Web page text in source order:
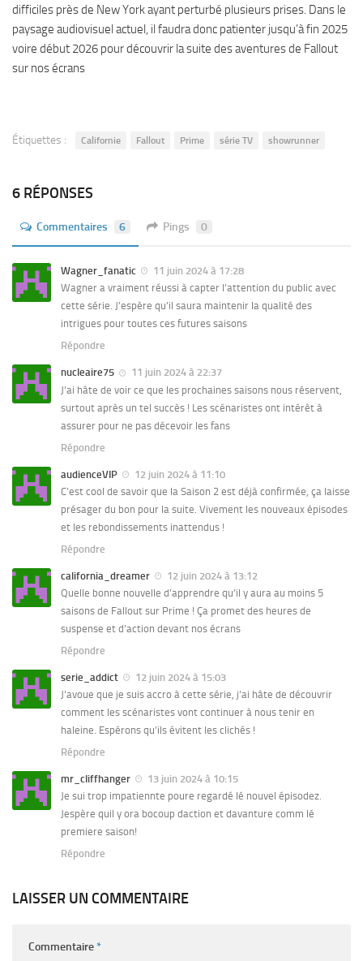
difficiles près de New York ayant perturbé plusieurs prises. Dans le
paysage audiovisuel actuel, il faudra donc patienter jusqu’à fin 2025
voire début 2026 pour découvrir la suite des aventures de Fallout
sur nos écrans
Étiquettes : Californie Fallout Prime série TV showrunner
6 RÉPONSES
Commentaires 6 Pings 0
Wagner_fanatic
11 juin 2024 à 17:28
Wagner a vraiment réussi à capter l’attention du public avec
cette série. J’espère qu’il saura maintenir la qualité des
intrigues pour toutes ces futures saisons
Répondre
nucleaire75
11 juin 2024 à 22:37
J’ai hâte de voir ce que les prochaines saisons nous réservent,
surtout après un tel succès ! Les scénaristes ont intérêt à
assurer pour ne pas décevoir les fans
Répondre
audienceVIP
12 juin 2024 à 11:10
C’est cool de savoir que la Saison 2 est déjà confirmée, ça laisse
présager du bon pour la suite. Vivement les nouveaux épisodes
et les rebondissements inattendus !
Répondre
california_dreamer
12 juin 2024 à 13:12
Quelle bonne nouvelle d’apprendre qu’il y aura au moins 5
saisons de Fallout sur Prime ! Ça promet des heures de
suspense et d’action devant nos écrans
Répondre
serie_addict
12 juin 2024 à 15:03
J’avoue que je suis accro à cette série, j’ai hâte de découvrir
comment les scénaristes vont continuer à nous tenir en
haleine. Espérons qu’ils évitent les clichés !
Répondre
mr_cliffhanger
13 juin 2024 à 10:15
Je sui trop impatiennte poure regardé lé nouvel épisodez.
Jespère quil y ora bocoup daction et davanture comm lé
premiere saison!
Répondre
LAISSER UN COMMENTAIRE
Commentaire*